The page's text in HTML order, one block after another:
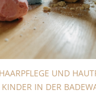
UND
KINDER IN DER